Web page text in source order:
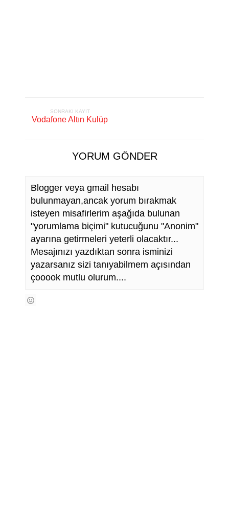
SONRAKI KAYIT
Vodafone Altın Kulüp
YORUM GÖNDER
Blogger veya gmail hesabı
bulunmayan,ancak yorum bırakmak
isteyen misafirlerim aşağıda bulunan
"yorumlama biçimi" kutucuğunu "Anonim"
ayarına getirmeleri yeterli olacaktır...
Mesajınızı yazdıktan sonra isminizi
yazarsanız sizi tanıyabilmem açısından
çooook mutlu olurum....